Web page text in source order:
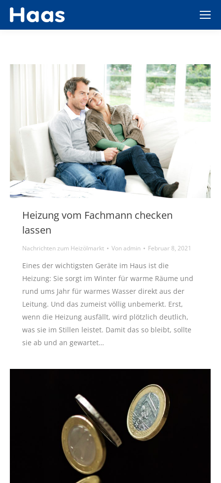
Heizung vom Fachmann checken
lassen
Nachrichten zum Heizölmarkt Vonadmin Februar 8, 2021
Eines der wichtigsten Geräte im Haus ist die
Heizung: Sie sorgt im Winter für warme Räume und
rund ums Jahr für warmes Wasser direkt aus der
Leitung. Und das zumeist völlig unbemerkt. Erst,
wenn die Heizung ausfällt, wird plötzlich deutlich,
was sie im Stillen leistet. Damit das so bleibt, sollte
sie ab und an gewartet…